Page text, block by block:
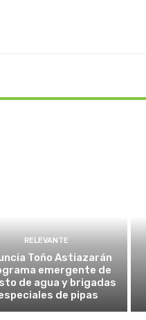
RELEVANTE
Toño Astiazarán
emergente de
de agua y brigadas
de pipas